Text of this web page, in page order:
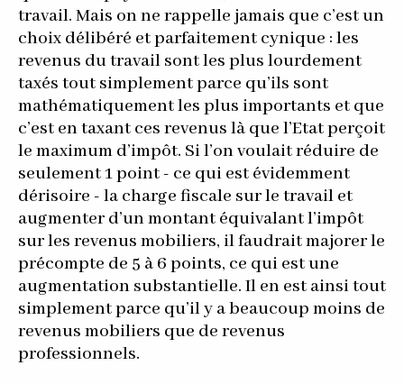
travail. Mais on ne rappelle jamais que c’est un
choix délibéré et parfaitement cynique : les
revenus du travail sont les plus lourdement
taxés tout simplement parce qu’ils sont
mathématiquement les plus importants et que
c’est en taxant ces revenus là que l’Etat perçoit
le maximum d’impôt. Si l’on voulait réduire de
seulement 1 point - ce qui est évidemment
dérisoire - la charge fiscale sur le travail et
augmenter d’un montant équivalant l’impôt
sur les revenus mobiliers, il faudrait majorer le
précompte de 5 à 6 points, ce qui est une
augmentation substantielle. Il en est ainsi tout
simplement parce qu’il y a beaucoup moins de
revenus mobiliers que de revenus
professionnels.